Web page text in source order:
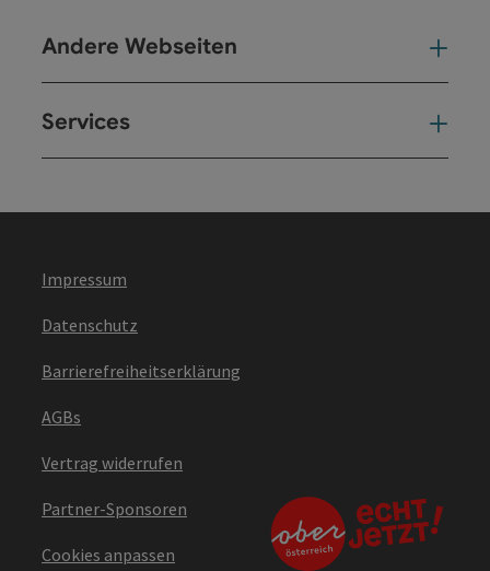
Andere Webseiten
Services
Impressum
Datenschutz
Barrierefreiheitserklärung
AGBs
Vertrag widerrufen
Partner-Sponsoren
Cookies anpassen